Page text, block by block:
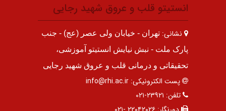
انستیتو قلب و عروق شهید رجایی
نشانی: تهران - خیابان ولی عصر (عج) - جنب
پارک ملت - نبش نیایش انستیتو آموزشی،
تحقیقاتی و درمانی قلب و عروق شهید رجایی
پست الکترونیکی: info@rhi.ac.ir
تلفن: ۲۳۹۲۱-۰۲۱